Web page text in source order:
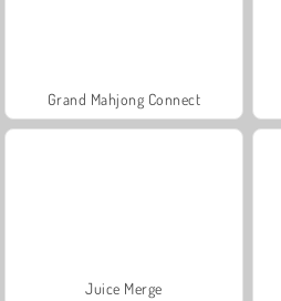
Grand Mahjong Connect
Juice Merge